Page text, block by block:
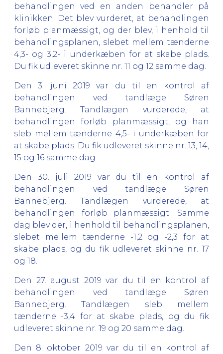
behandlingen ved en anden behandler på
klinikken. Det blev vurderet, at behandlingen
forløb planmæssigt, og der blev, i henhold til
behandlingsplanen, slebet mellem tænderne
4,3- og 3,2- i underkæben for at skabe plads.
Du fik udleveret skinne nr. 11 og 12 samme dag.
Den 3. juni 2019 var du til en kontrol af
behandlingen ved tandlæge Søren
Bannebjerg. Tandlægen vurderede, at
behandlingen forløb planmæssigt, og han
sleb mellem tænderne 4,5- i underkæben for
at skabe plads. Du fik udleveret skinne nr. 13, 14,
15 og 16 samme dag.
Den 30. juli 2019 var du til en kontrol af
behandlingen ved tandlæge Søren
Bannebjerg. Tandlægen vurderede, at
behandlingen forløb planmæssigt. Samme
dag blev der, i henhold til behandlingsplanen,
slebet mellem tænderne -1,2 og -2,3 for at
skabe plads, og du fik udleveret skinne nr. 17
og 18.
Den 27. august 2019 var du til en kontrol af
behandlingen ved tandlæge Søren
Bannebjerg. Tandlægen sleb mellem
tænderne -3,4 for at skabe plads, og du fik
udleveret skinne nr. 19 og 20 samme dag.
Den 8. oktober 2019 var du til en kontrol af